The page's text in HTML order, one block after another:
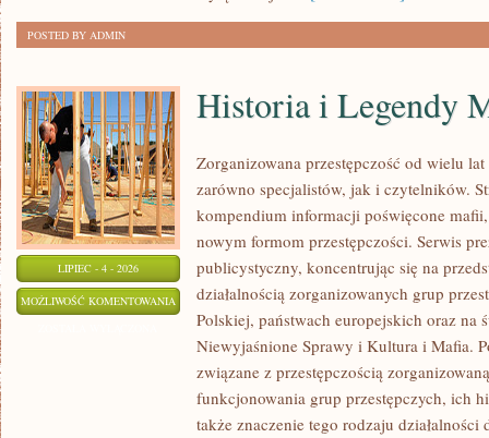
POSTED BY ADMIN
LIPIEC - 4 - 2026
MOŻLIWOŚĆ KOMENTOWANIA HISTORIA
LEGENDY
MAFII
Historia i Legendy
Zorganizowana przestępczość od wielu
zarówno specjalistów, jak i czytelników.
kompendium informacji poświęcone
nowym formom przestępczości. Serwis
publicystyczny, koncentrując się na
działalnością zorganizowanych grup
Polskiej, państwach europejskich oraz na
Niewyjaśnione Sprawy i Kultura i Mafia.
związane z przestępczością
funkcjonowania grup przestępczych, ich
także znaczenie tego rodzaju